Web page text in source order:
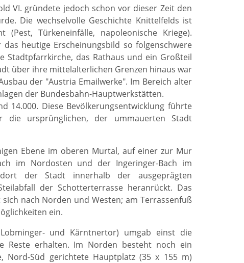
VI. gründete jedoch schon vor dieser Zeit den
Die wechselvolle Geschichte Knittelfelds ist
Türkeneinfälle, napoleonische Kriege).
heutige Erscheinungsbild so folgenschwere
Stadtpfarrkirche, das Rathaus und ein Großteil
über ihre mittelalterlichen Grenzen hinaus war
der "Austria Emailwerke". Im Bereich alter
der Bundesbahn-Hauptwerkstätten.
14.000. Diese Bevölkerungsentwicklung führte
die ursprünglichen, der ummauerten Stadt
Ebene im oberen Murtal, auf einer zur Mur
im Nordosten und der Ingeringer-Bach im
der Stadt innerhalb der ausgeprägten
der Schotterterrasse heranrückt. Das
nach Norden und Westen; am Terrassenfuß
ein.
und Kärntnertor) umgab einst die
Reste erhalten. Im Norden besteht noch ein
Nord-Süd gerichtete Hauptplatz (35 x 155 m)